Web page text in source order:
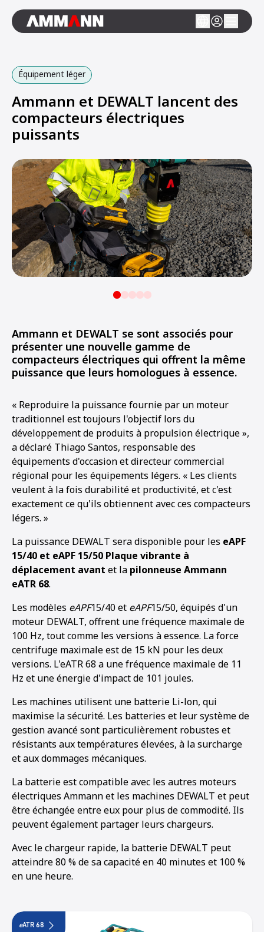
Équipement léger
Ammann et DEWALT lancent des
compacteurs électriques
puissants
12345
Ammann et DEWALT se sont associés pour
présenter une nouvelle gamme de
compacteurs électriques qui offrent la même
puissance que leurs homologues à essence.
« Reproduire la puissance fournie par un moteur
traditionnel est toujours l'objectif lors du
développement de produits à propulsion électrique »,
a déclaré Thiago Santos, responsable des
équipements d'occasion et directeur commercial
régional pour les équipements légers. « Les clients
veulent à la fois durabilité et productivité, et c'est
exactement ce qu'ils obtiennent avec ces compacteurs
légers. »
La puissance DEWALT sera disponible pour les eAPF
15/40 et eAPF 15/50 Plaque vibrante à
déplacement avant et la pilonneuse Ammann
eATR 68.
Les modèles eAPF15/40 et eAPF15/50, équipés d'un
moteur DEWALT, offrent une fréquence maximale de
100 Hz, tout comme les versions à essence. La force
centrifuge maximale est de 15 kN pour les deux
versions. L'eATR 68 a une fréquence maximale de 11
Hz et une énergie d'impact de 101 joules.
Les machines utilisent une batterie Li-lon, qui
maximise la sécurité. Les batteries et leur système de
gestion avancé sont particulièrement robustes et
résistants aux températures élevées, à la surcharge
et aux dommages mécaniques.
La batterie est compatible avec les autres moteurs
électriques Ammann et les machines DEWALT et peut
être échangée entre eux pour plus de commodité. Ils
peuvent également partager leurs chargeurs.
Avec le chargeur rapide, la batterie DEWALT peut
atteindre 80 % de sa capacité en 40 minutes et 100 %
en une heure.
eATR 68